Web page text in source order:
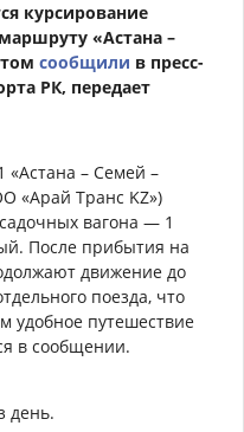
курсирование
«Астана –
сообщили в пресс-
РК, передает
«Астана – Семей –
«Арай Транс KZ»)
вагона — 1
После прибытия на
движение до
поезда, что
удобное путешествие
в сообщении.
день.